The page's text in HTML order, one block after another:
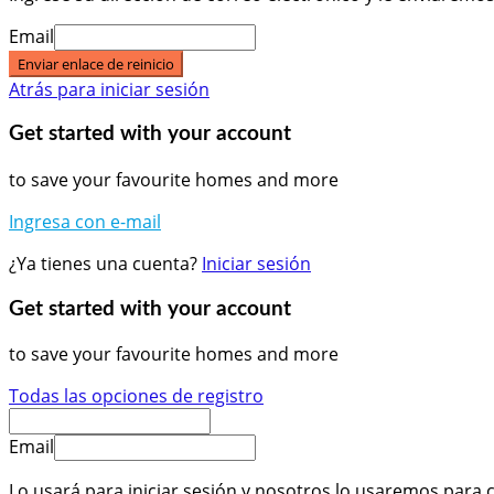
Email
Enviar enlace de reinicio
Atrás para iniciar sesión
Get started with your account
to save your favourite homes and more
Ingresa con e-mail
¿Ya tienes una cuenta? Iniciar sesión
Get started with your account
to save your favourite homes and more
Todas las opciones de registro
Email